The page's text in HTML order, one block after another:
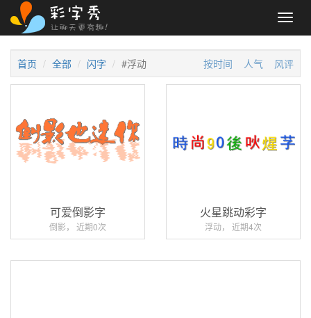
首页 全部 闪字 #浮动 按时间 人气 风评
可爱倒影字
倒影， 近期0次
火星跳动彩字
浮动， 近期4次